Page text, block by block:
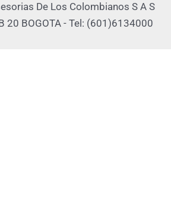
De Los Colombianos S A S
20 BOGOTA - Tel: (601)6134000